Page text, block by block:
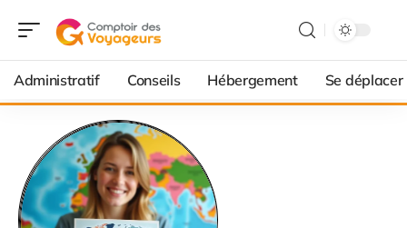
Administratif Conseils Hébergement Se déplacer